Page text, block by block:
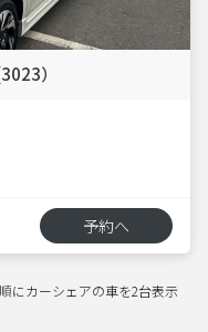
）
予約へ
にカーシェアの車を2台表示